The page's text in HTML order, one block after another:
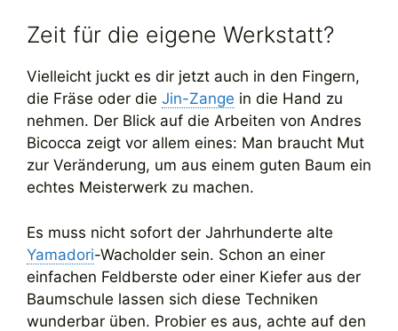
Zeit für die eigene Werkstatt?
Vielleicht juckt es dir jetzt auch in den Fingern,
die Fräse oder die Jin-Zange in die Hand zu
nehmen. Der Blick auf die Arbeiten von Andres
Bicocca zeigt vor allem eines: Man braucht Mut
zur Veränderung, um aus einem guten Baum ein
echtes Meisterwerk zu machen.
Es muss nicht sofort der Jahrhunderte alte
Yamadori-Wacholder sein. Schon an einer
einfachen Feldberste oder einer Kiefer aus der
Baumschule lassen sich diese Techniken
wunderbar üben. Probier es aus, achte auf den